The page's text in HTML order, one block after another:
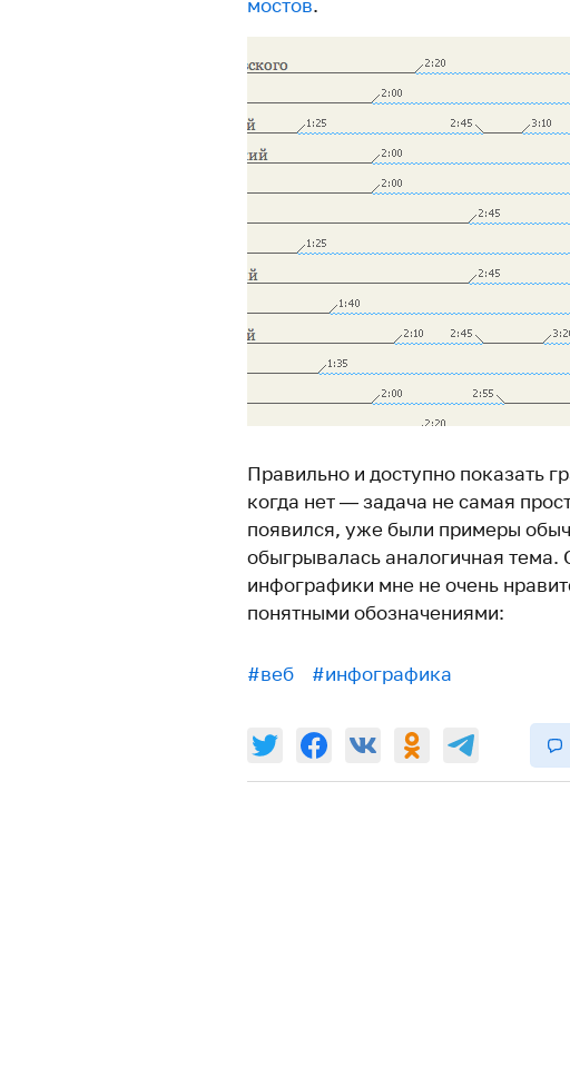
мостов.
Правильно и доступно показать
когда нет — задача не самая
появился, уже были примеры
обыгрывалась аналогичная тема.
инфографики мне не очень
понятными обозначениями:
#веб #инфографика